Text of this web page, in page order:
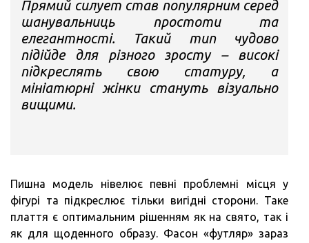
Прямий силует став популярним серед
шанувальниць простоти та
елегантності. Такий тип чудово
підійде для різного зросту – високі
підкреслять свою статуру, а
мініатюрні жінки стануть візуально
вищими.
Пишна модель нівелює певні проблемні місця у
фігурі та підкреслює тільки вигідні сторони. Таке
плаття є оптимальним рішенням як на свято, так і
як для щоденного образу. Фасон «футляр» зараз